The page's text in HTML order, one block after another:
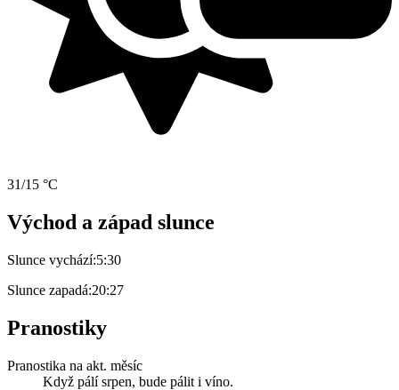
31/15 °C
Východ a západ slunce
Slunce vychází:5:30
Slunce zapadá:20:27
Pranostiky
Pranostika na akt. měsíc
Když pálí srpen, bude pálit i víno.